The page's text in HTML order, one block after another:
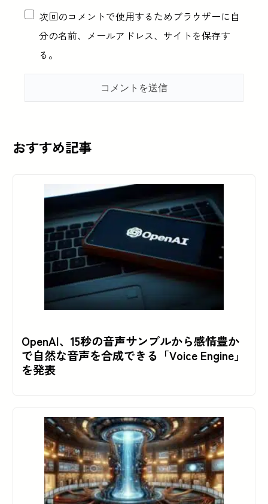
次回のコメントで使用するためブラウザーに自
分の名前、メールアドレス、サイトを保存す
る。
おすすめ記事
OpenAI、15秒の音声サンプルから感情豊か
で自然な音声を合成できる「Voice Engine」
を発表